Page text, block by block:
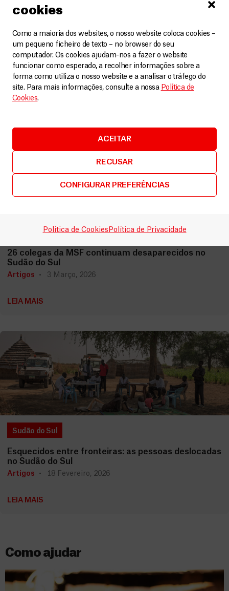
cookies
Como a maioria dos websites, o nosso website coloca cookies –
um pequeno ficheiro de texto – no browser do seu
computador. Os cookies ajudam-nos a fazer o website
funcionar como esperado, a recolher informações sobre a
forma como utiliza o nosso website e a analisar o tráfego do
site. Para mais informações, consulte a nossa Política de
Cookies.
ACEITAR
RECUSAR
CONFIGURAR PREFERÊNCIAS
Política de Cookies Política de Privacidade
Artigos 8 Maio, 2026
LEIA MAIS
Sudão do Sul
26 colegas da MSF continuam desaparecidos no
Sudão do Sul
Artigos 3 Março, 2026
LEIA MAIS
Sudão do Sul
Esquecidos entre fronteiras: as pessoas deslocadas
no Sudão do Sul
Artigos 18 Fevereiro, 2026
LEIA MAIS
Como ajudar